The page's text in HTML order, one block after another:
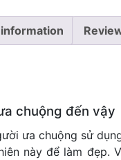
chuộng đến vậy
ưa chuộng sử
này để làm đẹp.